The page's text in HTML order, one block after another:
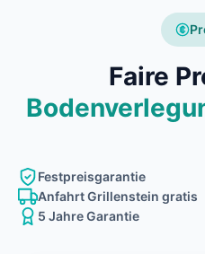
Faire
Festpreisgarantie
Anfahrt Grillenstein gratis
5 Jahre Garantie